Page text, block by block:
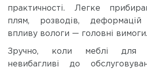
практичності. Легке
плям, розводів,
впливу вологи — головні вимоги.
Зручно, коли меблі для
невибагливі до